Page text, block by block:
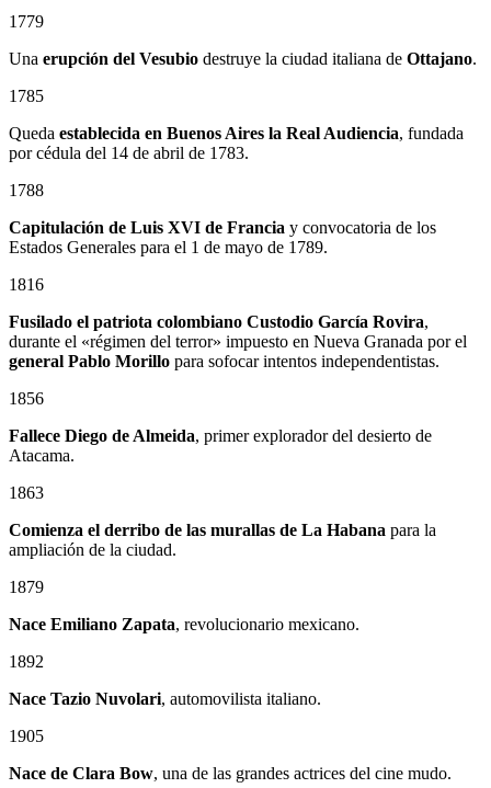
1779
Una erupción del Vesubio destruye la ciudad italiana de Ottajano.
1785
Queda establecida en Buenos Aires la Real Audiencia, fundada
por cédula del 14 de abril de 1783.
1788
Capitulación de Luis XVI de Francia y convocatoria de los
Estados Generales para el 1 de mayo de 1789.
1816
Fusilado el patriota colombiano Custodio García Rovira,
durante el «régimen del terror» impuesto en Nueva Granada por el
general Pablo Morillo para sofocar intentos independentistas.
1856
Fallece Diego de Almeida, primer explorador del desierto de
Atacama.
1863
Comienza el derribo de las murallas de La Habana para la
ampliación de la ciudad.
1879
Nace Emiliano Zapata, revolucionario mexicano.
1892
Nace Tazio Nuvolari, automovilista italiano.
1905
Nace de Clara Bow, una de las grandes actrices del cine mudo.